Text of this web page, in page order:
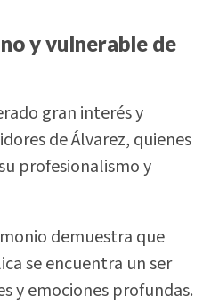
y vulnerable de
gran interés y
de Álvarez, quienes
profesionalismo y
demuestra que
se encuentra un ser
y emociones profundas.